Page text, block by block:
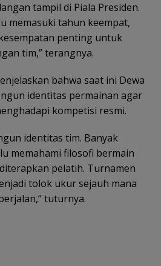
tampil di Piala Presiden.
memasuki tahun keempat,
penting untuk
tim,” terangnya.
bahwa saat ini Dewa
identitas permainan agar
kompetisi resmi.
identitas tim. Banyak
memahami filosofi bermain
pelatih. Turnamen
tolok ukur sejauh mana
tuturnya.